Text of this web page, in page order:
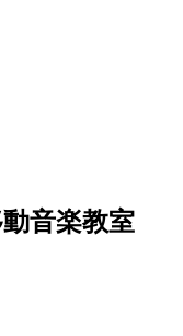
動音楽教室